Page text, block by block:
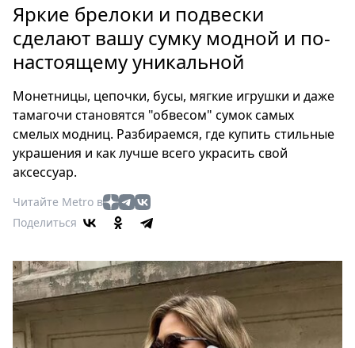
Россия
Мир
Здоровье
Туризм
Мода
Театр
Афиша
Книги
Пресс-
релизы
Metro
Яркие брелоки и подвески
сделают вашу сумку модной и по-
настоящему уникальной
Монетницы, цепочки, бусы, мягкие игрушки и даже
тамагочи становятся "обвесом" сумок самых
смелых модниц. Разбираемся, где купить стильные
украшения и как лучше всего украсить свой
аксессуар.
Читайте Metro в
Поделиться